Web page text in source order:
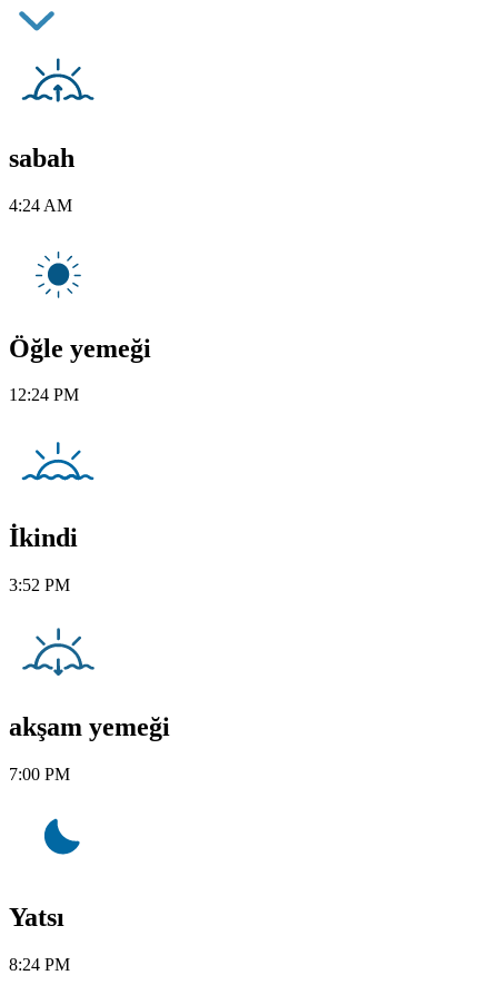
sabah
4:24 AM
Öğle yemeği
12:24 PM
İkindi
3:52 PM
akşam yemeği
7:00 PM
Yatsı
8:24 PM